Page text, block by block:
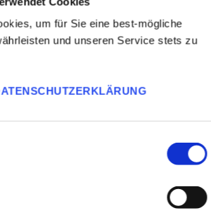
um für Sie eine best-mögliche
und unseren Service stets zu
– Touchlack –